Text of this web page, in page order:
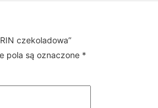
czekoladowa”
pola są oznaczone *